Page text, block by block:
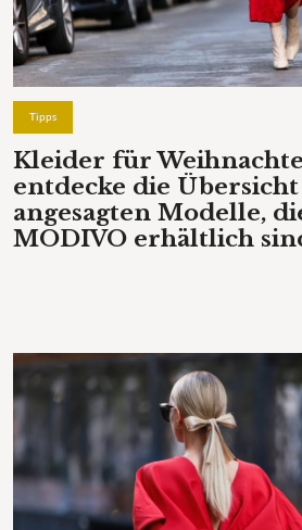
Tipps
Kleider für
entdecke die
angesagten Modelle,
MODIVO erhältlich